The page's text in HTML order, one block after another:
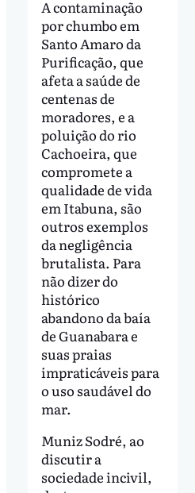
A contaminação
por chumbo em
Santo Amaro da
Purificação, que
afeta a saúde de
centenas de
moradores, e a
poluição do rio
Cachoeira, que
compromete a
qualidade de vida
em Itabuna, são
outros exemplos
da negligência
brutalista. Para
não dizer do
histórico
abandono da baía
de Guanabara e
suas praias
impraticáveis para
o uso saudável do
mar.
Muniz Sodré, ao
discutir a
sociedade incivil,